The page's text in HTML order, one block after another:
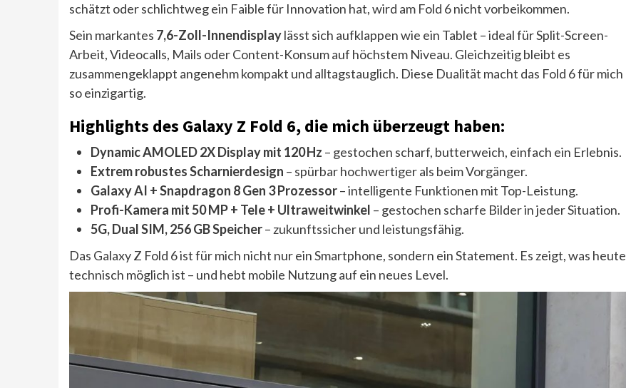
schätzt oder schlichtweg ein Faible für Innovation hat, wird am Fold 6 nicht vorbeikommen.
Sein markantes 7,6-Zoll-Innendisplaylässt sich aufklappen wie ein Tablet – ideal für Split-Screen-
Arbeit, Videocalls, Mails oder Content-Konsum auf höchstem Niveau. Gleichzeitig bleibt es
zusammengeklappt angenehm kompakt und alltagstauglich. Diese Dualität macht das Fold 6 für mich
so einzigartig.
Highlights des Galaxy Z Fold 6, die mich überzeugt haben:
Dynamic AMOLED 2X Display mit 120 Hz – gestochen scharf, butterweich, einfach ein Erlebnis.
Extrem robustes Scharnierdesign – spürbar hochwertiger als beim Vorgänger.
Galaxy AI + Snapdragon 8 Gen 3 Prozessor– intelligente Funktionen mit Top-Leistung.
Profi-Kamera mit 50 MP + Tele + Ultraweitwinkel – gestochen scharfe Bilder in jeder Situation.
5G, Dual SIM, 256 GB Speicher– zukunftssicher und leistungsfähig.
Das Galaxy Z Fold 6 ist für mich nicht nur ein Smartphone, sondern ein Statement. Es zeigt, was heute
technisch möglich ist – und hebt mobile Nutzung auf ein neues Level.